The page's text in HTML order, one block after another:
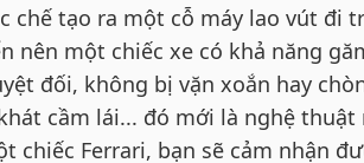
chế tạo ra một cỗ máy lao vút đi
nên một chiếc xe có khả năng
đối, không bị vặn xoắn hay
cầm lái... đó mới là nghệ
chiếc Ferrari, bạn sẽ cảm nhận